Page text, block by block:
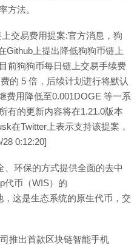
方法。
交易费用提案:官方消息，狗
Github上提出降低狗狗币链上
前狗狗币每日链上交易手续费
的 5 倍，后续计划进行将默认
费用降低至0.001DOGE 等一系
有的更新内容将在1.21.0版本
在Twitter上表示支持该提案，
0:12:20]
、环保的方式提供全面的去中
币（WIS）的
这是生态系统的原生代币，交
推出首款区块链智能手机